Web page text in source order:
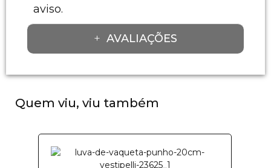
aviso.
AVALIAÇÕES
Quem viu, viu também